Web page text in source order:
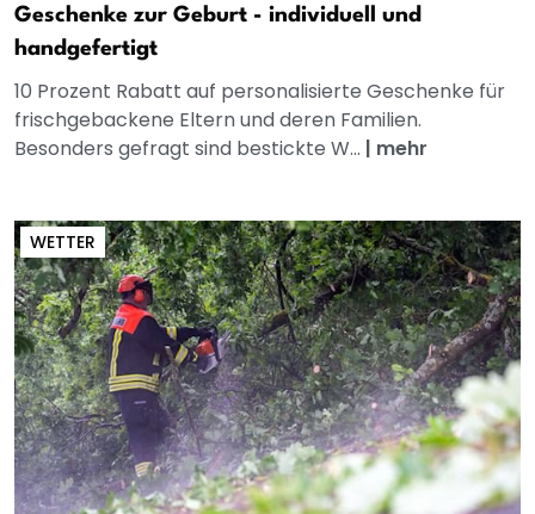
Geschenke zur Geburt - individuell und
handgefertigt
10 Prozent Rabatt auf personalisierte Geschenke für
frischgebackene Eltern und deren Familien.
Besonders gefragt sind bestickte W... | mehr
WETTER